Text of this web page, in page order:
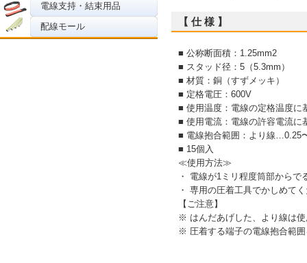
電線支持・結束用品
配線モール
【 仕 様 】
■ 公称断面積：1.25mm2
■ スタッド径：5（5.3mm）
■ 材質：銅（すずメッキ）
■ 定格電圧：600V
■ 使用温度：電線の定格温度に
■ 使用電流：電線の許容電流に
■ 電線抱合範囲：より線…0.25
■ 15個入
≪使用方法≫
・ 電線が1ミリ程度筒部からで
・ 専用の圧着工具でかしめて
【ご注意】
※ はんだあげした、より線は
※ 圧着する端子の電線抱合範